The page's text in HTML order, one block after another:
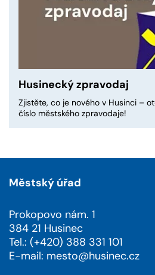
Husinecký zpravodaj
Zjistěte, co je nového v Husinci –
číslo městského zpravodaje!
Městský úřad
Prokopovo nám. 1
384 21 Husinec
Tel.: (+420) 388 331 101
E-mail: mesto@husinec.cz